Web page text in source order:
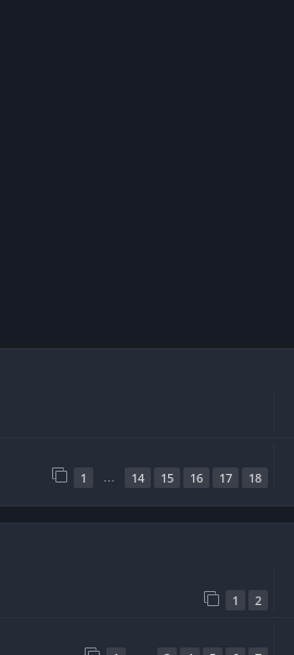
1 14 15 16 17 18
1 2